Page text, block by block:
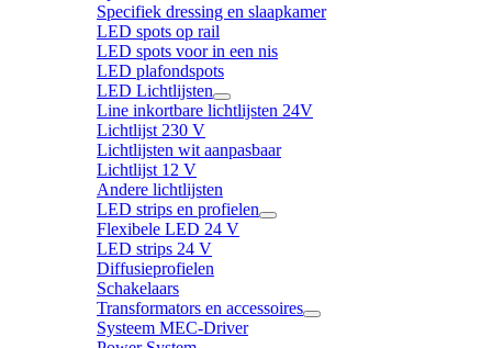
Specifiek dressing en slaapkamer
LED spots op rail
LED spots voor in een nis
LED plafondspots
LED Lichtlijsten
Line inkortbare lichtlijsten 24V
Lichtlijst 230 V
Lichtlijsten wit aanpasbaar
Lichtlijst 12 V
Andere lichtlijsten
LED strips en profielen
Flexibele LED 24 V
LED strips 24 V
Diffusieprofielen
Schakelaars
Transformators en accessoires
Systeem MEC-Driver